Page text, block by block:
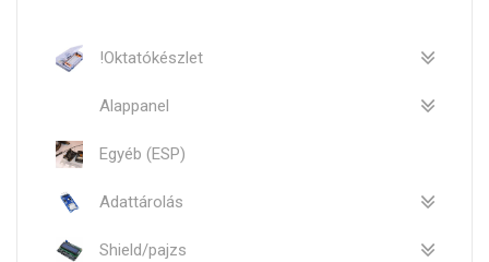
!Oktatókészlet
Alappanel
Egyéb (ESP)
Adattárolás
Shield/pajzs